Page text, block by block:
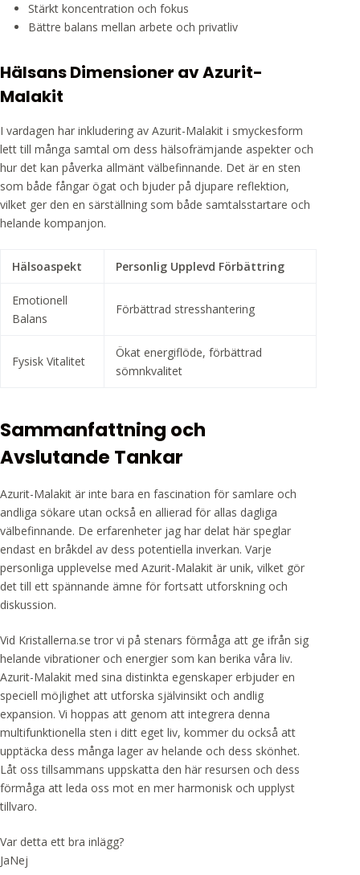
Stärkt koncentration och fokus
Bättre balans mellan arbete och privatliv
Hälsans Dimensioner av Azurit-
Malakit
I vardagen har inkludering av Azurit-Malakit i smyckesform
lett till många samtal om dess hälsofrämjande aspekter och
hur det kan påverka allmänt välbefinnande. Det är en sten
som både fångar ögat och bjuder på djupare reflektion,
vilket ger den en särställning som både samtalsstartare och
helande kompanjon.
Hälsoaspekt Personlig Upplevd Förbättring
Emotionell
Balans
Förbättrad stresshantering
Fysisk Vitalitet
Ökat energiflöde, förbättrad
sömnkvalitet
Sammanfattning och
Avslutande Tankar
Azurit-Malakit är inte bara en fascination för samlare och
andliga sökare utan också en allierad för allas dagliga
välbefinnande. De erfarenheter jag har delat här speglar
endast en bråkdel av dess potentiella inverkan. Varje
personliga upplevelse med Azurit-Malakit är unik, vilket gör
det till ett spännande ämne för fortsatt utforskning och
diskussion.
Vid Kristallerna.se tror vi på stenars förmåga att ge ifrån sig
helande vibrationer och energier som kan berika våra liv.
Azurit-Malakit med sina distinkta egenskaper erbjuder en
speciell möjlighet att utforska självinsikt och andlig
expansion. Vi hoppas att genom att integrera denna
multifunktionella sten i ditt eget liv, kommer du också att
upptäcka dess många lager av helande och dess skönhet.
Låt oss tillsammans uppskatta den här resursen och dess
förmåga att leda oss mot en mer harmonisk och upplyst
tillvaro.
Var detta ett bra inlägg?
JaNej